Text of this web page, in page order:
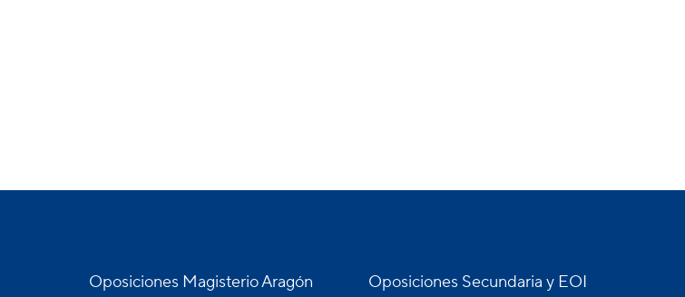
Oposiciones Magisterio Aragón Oposiciones Secundaria y EOI